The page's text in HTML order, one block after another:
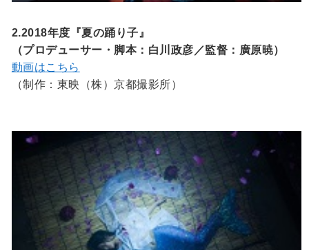
2.2018年度『夏の踊り子』
（プロデューサー・脚本：白川政彦／監督：廣原暁）
動画はこちら
（制作：東映（株）京都撮影所）